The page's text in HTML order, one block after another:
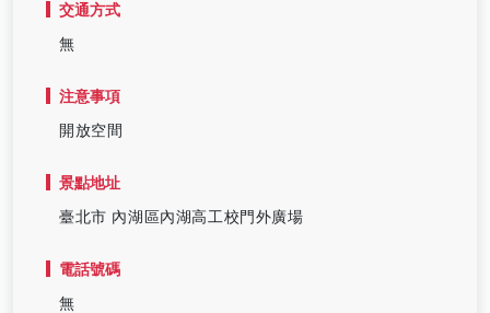
交通方式
無
注意事項
開放空間
景點地址
臺北市 內湖區內湖高工校門外廣場
電話號碼
無